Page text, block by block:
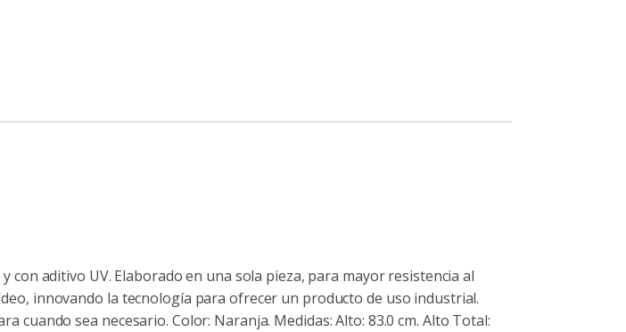
con aditivo UV. Elaborado en una sola pieza, para mayor resistencia al
innovando la tecnología para ofrecer un producto de uso industrial.
sea necesario. Color: Naranja. Medidas: Alto: 83.0 cm. Alto Total: